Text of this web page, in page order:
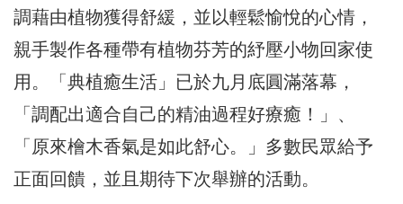
調藉由植物獲得舒緩，並以輕鬆愉悅的心情，
親手製作各種帶有植物芬芳的紓壓小物回家使
用。「典植癒生活」已於九月底圓滿落幕，
「調配出適合自己的精油過程好療癒！」、
「原來檜木香氣是如此舒心。」多數民眾給予
正面回饋，並且期待下次舉辦的活動。